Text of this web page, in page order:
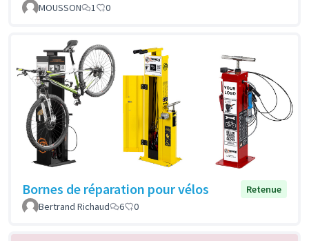
MOUSSON 1 0
Bornes de réparation pour vélos
Retenue
Bertrand Richaud
6 0